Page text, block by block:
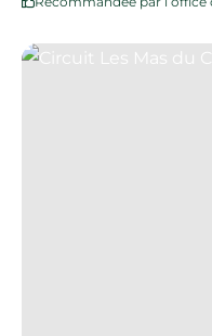
Circuit Les Mas du Causse